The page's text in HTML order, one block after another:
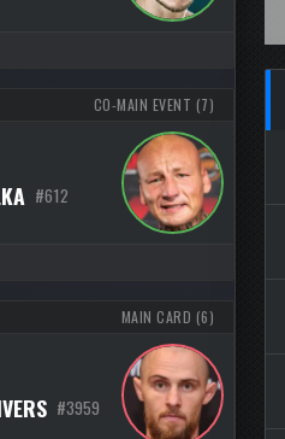
CO-MAIN EVENT (7)
#612
MAIN CARD (6)
#3959